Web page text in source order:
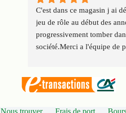
C'est dans ce magasin j ai
jeu de rôle au début des
progressivement tomber
société.Merci a l'équipe de
Nous trouver Frais de port